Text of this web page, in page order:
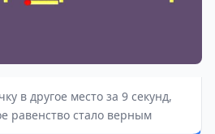
в другое место за 9 секунд,
равенство стало верным